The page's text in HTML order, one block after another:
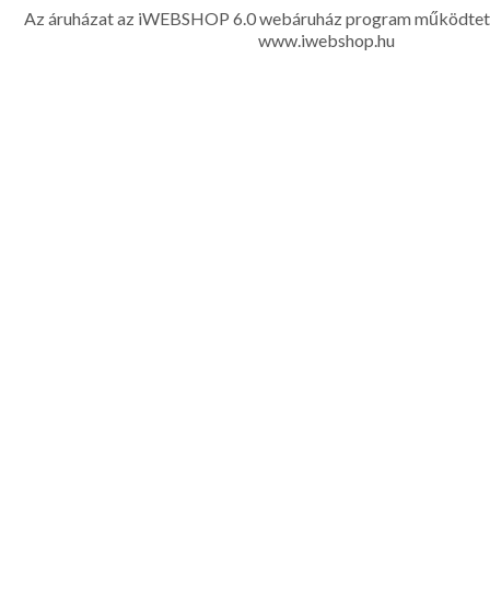
Az áruházat az iWEBSHOP 6.0 webáruház program
www.iwebshop.hu